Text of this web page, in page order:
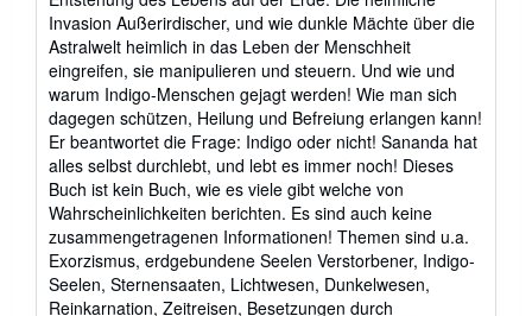
Invasion Außerirdischer, und wie dunkle Mächte über die
Astralwelt heimlich in das Leben der Menschheit
eingreifen, sie manipulieren und steuern. Und wie und
warum Indigo-Menschen gejagt werden! Wie man sich
dagegen schützen, Heilung und Befreiung erlangen kann!
Er beantwortet die Frage: Indigo oder nicht! Sananda hat
alles selbst durchlebt, und lebt es immer noch! Dieses
Buch ist kein Buch, wie es viele gibt welche von
Wahrscheinlichkeiten berichten. Es sind auch keine
zusammengetragenen Informationen! Themen sind u.a.
Exorzismus, erdgebundene Seelen Verstorbener, Indigo-
Seelen, Sternensaaten, Lichtwesen, Dunkelwesen,
Reinkarnation, Zeitreisen, Besetzungen durch